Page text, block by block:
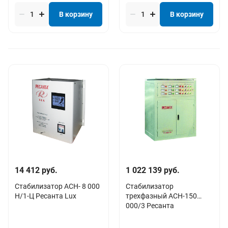
В корзину В корзину
14 412 руб.
Стабилизатор АСН- 8 000
Н/1-Ц Ресанта Lux
1 022 139 руб.
Стабилизатор
трехфазный АСН-150
000/3 Ресанта